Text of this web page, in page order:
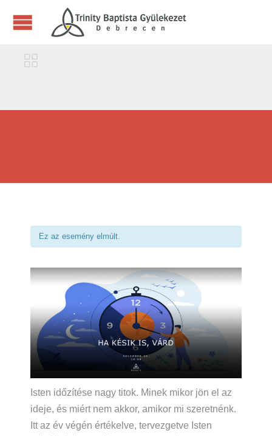

Ez az esemény elmúlt.
Isten időzítése nagy titok. Minek mikor jön el az
ideje, és miért nem akkor, amikor mi szeretnénk.
Itt az év végén értékelve, tervezgetve Isten